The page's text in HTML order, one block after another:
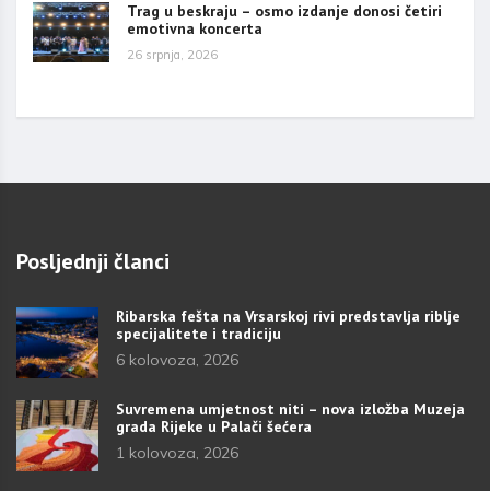
Trag u beskraju – osmo izdanje donosi četiri
emotivna koncerta
26 srpnja, 2026
Posljednji članci
Ribarska fešta na Vrsarskoj rivi predstavlja riblje
specijalitete i tradiciju
6 kolovoza, 2026
Suvremena umjetnost niti – nova izložba Muzeja
grada Rijeke u Palači šećera
1 kolovoza, 2026